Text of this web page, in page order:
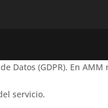
(GDPR). En
servicio.